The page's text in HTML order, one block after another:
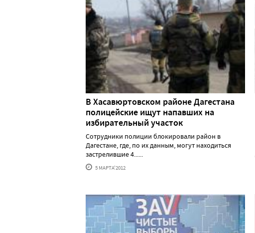
В Хасавюртовском районе Дагестана
полицейские ищут напавших на
избирательный участок
Сотрудники полиции блокировали район в
Дагестане, где, по их данным, могут находиться
застрелившие 4......
5 МАРТА'2012